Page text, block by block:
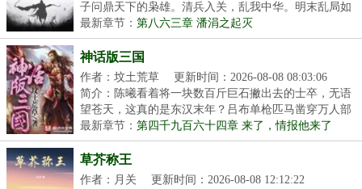
子问鼎天下的枭雄。清兵入关，乱我中华。明末乱局如
何...
最新章节： 第八六三章 潘涓之起灭
神话版三国
作者：坟土荒草
更新时间：2026-08-08 08:03:06
简介：陈曦看着将一块数百斤巨石撇出去的士卒，无语
望苍天，这真的是东汉末年？吕布单枪匹马凿穿万人部
队...
最新章节： 第四千九百六十四章 来了，情报他来了
草芥称王
作者：月关
更新时间：2026-08-08 12:12:22